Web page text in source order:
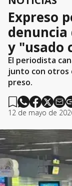
Expreso
y "usado
El periodista
junto con otros
preso.
12 de mayo de